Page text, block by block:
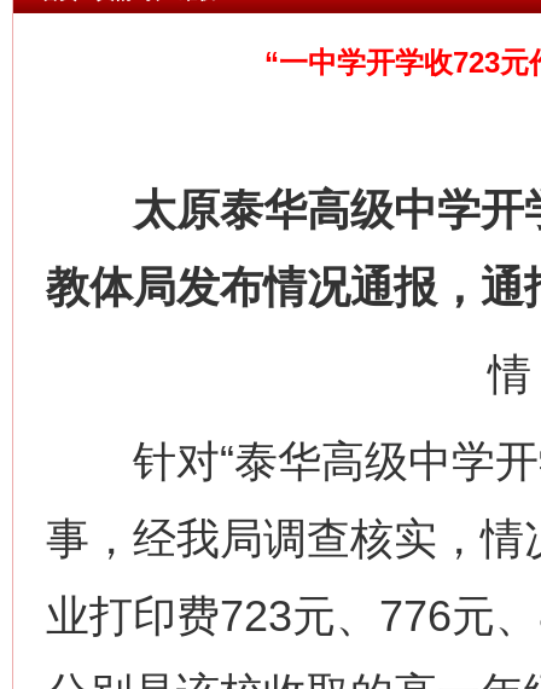
“一中学开学收723
太原泰华高级中学开
教体局发布情况通报，通
情
针对“泰华高级中学开
事，经我局调查核实，
业打印费723元、776元